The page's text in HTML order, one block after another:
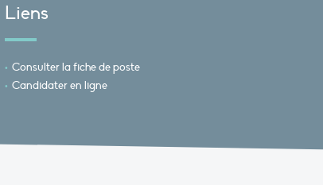
Liens
Consulter la fiche de poste
Candidater en ligne